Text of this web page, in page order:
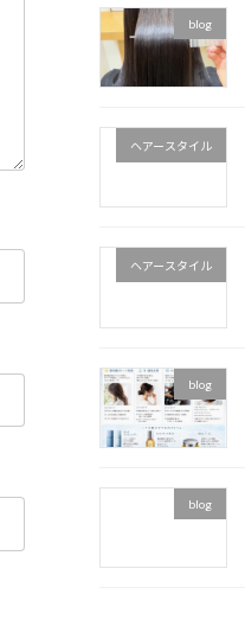
blog
ヘアースタイル
ヘアースタイル
blog
blog